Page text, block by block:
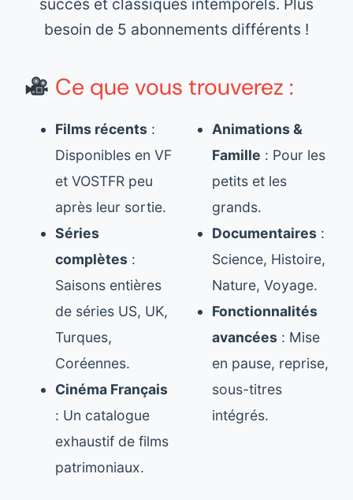
succès et classiques intemporels. Plus
besoin de 5 abonnements différents !
Ce que vous trouverez :
Films récents :
Disponibles en VF
et VOSTFR peu
après leur sortie.
Séries
complètes :
Saisons entières
de séries US, UK,
Turques,
Coréennes.
Cinéma Français
: Un catalogue
exhaustif de films
patrimoniaux.
Animations &
Famille : Pour les
petits et les
grands.
Documentaires :
Science, Histoire,
Nature, Voyage.
Fonctionnalités
avancées : Mise
en pause, reprise,
sous-titres
intégrés.